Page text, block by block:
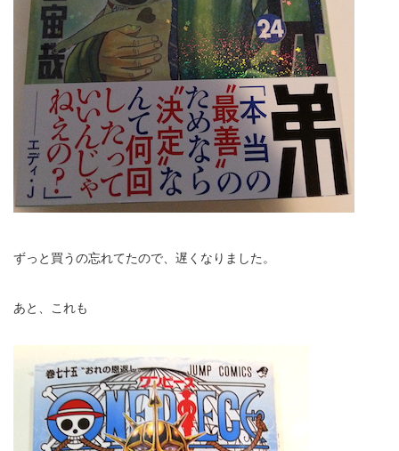
ずっと買うの忘れてたので、遅くなりました。
あと、これも